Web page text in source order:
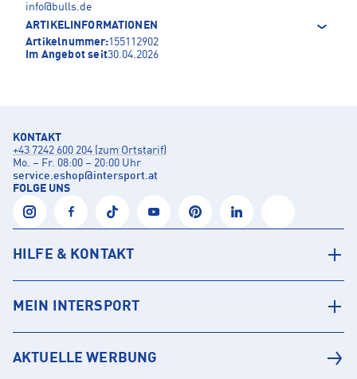
info@bulls.de
ARTIKELINFORMATIONEN
Artikelnummer:155112902
Im Angebot seit30.04.2026
KONTAKT
+43 7242 600 204 (zum Ortstarif)
Mo. – Fr. 08:00 – 20:00 Uhr
service.eshop@intersport.at
FOLGE UNS
HILFE & KONTAKT
MEIN INTERSPORT
AKTUELLE WERBUNG